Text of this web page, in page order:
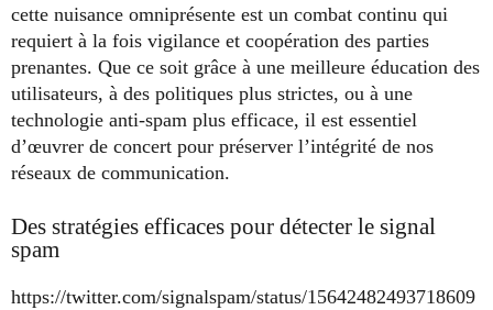
cette nuisance omniprésente est un combat continu qui
requiert à la fois vigilance et coopération des parties
prenantes. Que ce soit grâce à une meilleure éducation des
utilisateurs, à des politiques plus strictes, ou à une
technologie anti-spam plus efficace, il est essentiel
d’œuvrer de concert pour préserver l’intégrité de nos
réseaux de communication.
Des stratégies efficaces pour détecter le signal
spam
https://twitter.com/signalspam/status/15642482493718609